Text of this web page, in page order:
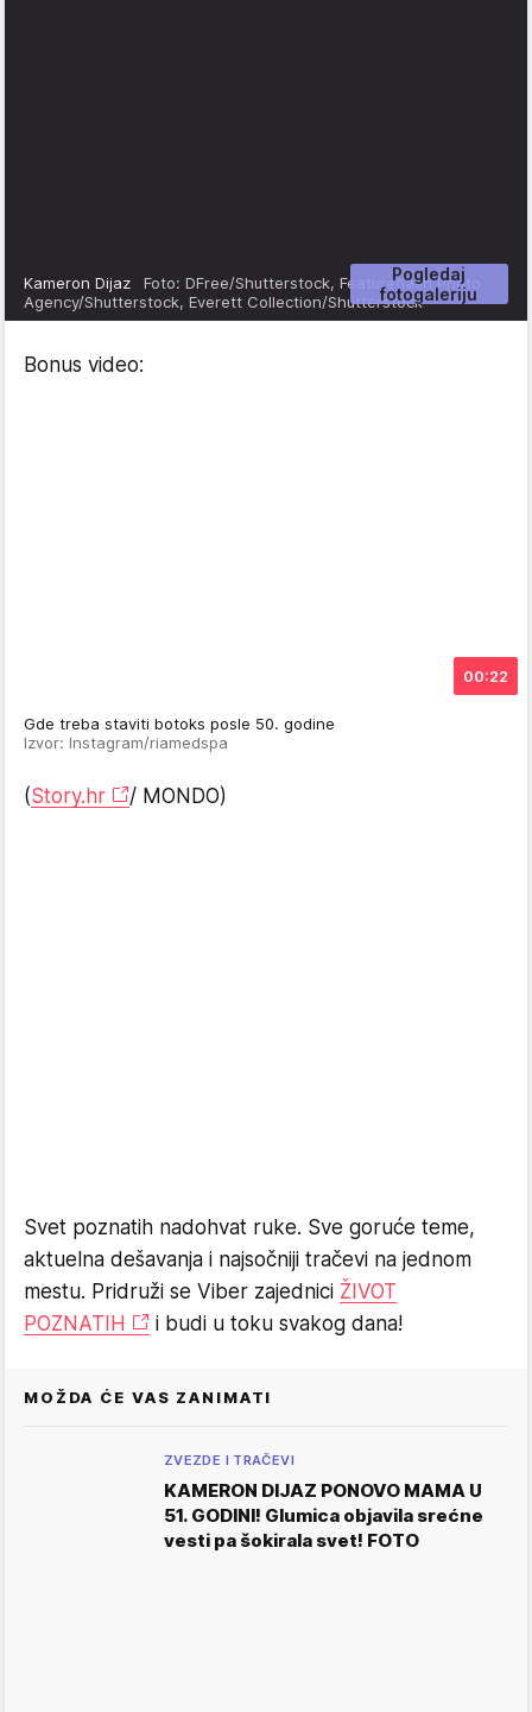
Pogledaj
fotogaleriju
Kameron Dijaz Foto: DFree/Shutterstock, Featureflash Photo
Agency/Shutterstock, Everett Collection/Shutterstock
Bonus video:
00:22
Gde treba staviti botoks posle 50. godine
Izvor: Instagram/riamedspa
(Story.hr / MONDO)
Svet poznatih nadohvat ruke. Sve goruće teme,
aktuelna dešavanja i najsočniji tračevi na jednom
mestu. Pridruži se Viber zajednici ŽIVOT
POZNATIH
i budi u toku svakog dana!
MOŽDA ĆE VAS ZANIMATI
ZVEZDE I TRAČEVI
KAMERON DIJAZ PONOVO MAMA U
51. GODINI! Glumica objavila srećne
vesti pa šokirala svet! FOTO